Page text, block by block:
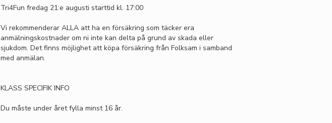
Tri4Fun fredag 21:e augusti starttid kl. 17:00
Vi rekommenderar ALLA att ha en försäkring som täcker era
anmälningskostnader om ni inte kan delta på grund av skada eller
sjukdom. Det finns möjlighet att köpa försäkring från Folksam i samband
med anmälan.
KLASS SPECIFIK INFO
Du måste under året fylla minst 16 år.